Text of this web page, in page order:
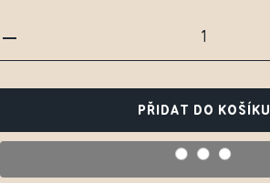
PŘIDAT DO KOŠÍKU